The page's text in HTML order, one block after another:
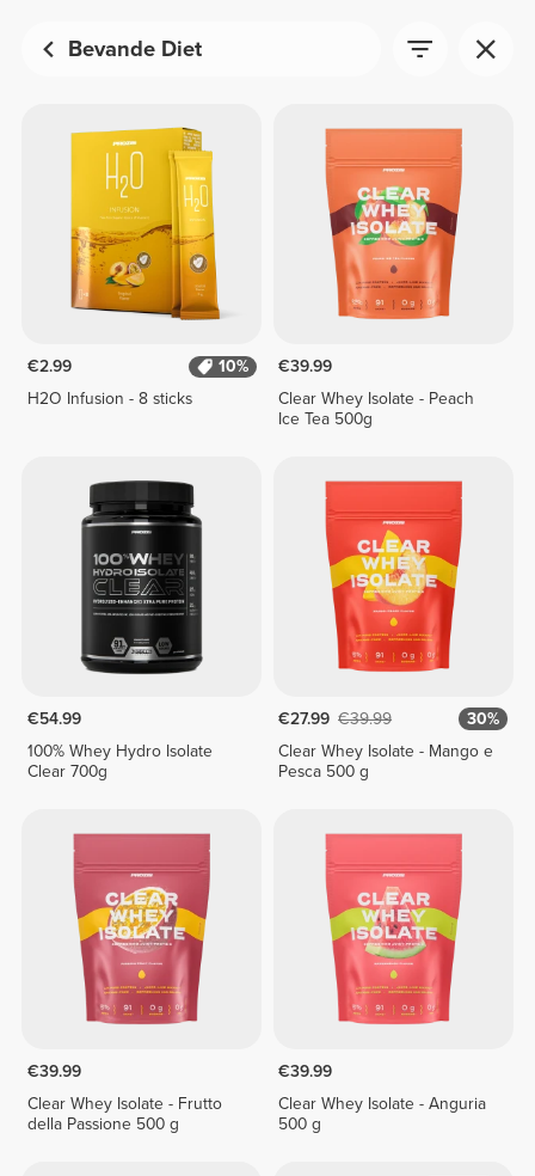
Bevande Diet
€2.99
10%
H2O Infusion - 8 sticks
€39.99
Clear Whey Isolate - Peach
Ice Tea 500g
€54.99
100% Whey Hydro Isolate
Clear 700g
€27.99 €39.99
30%
Clear Whey Isolate - Mango e
Pesca 500 g
€39.99
Clear Whey Isolate - Frutto
della Passione 500 g
€39.99
Clear Whey Isolate - Anguria
500 g